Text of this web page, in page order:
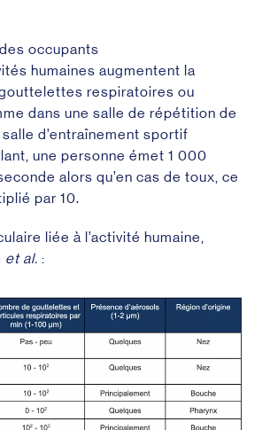
occupants
humaines augmentent la
respiratoires ou
dans une salle de répétition de
d’entraînement sportif
une personne émet 1 000
alors qu’en cas de toux, ce
par 10.
liée à l’activité humaine,
et al. :